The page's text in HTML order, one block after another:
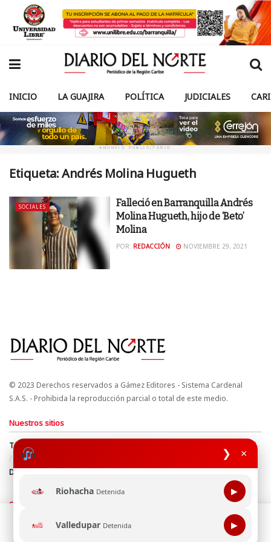
❯ ×
Riohacha Detenida ▶
Valledupar Detenida ▶
INICIO LA GUAJIRA POLÍTICA JUDICIALES
ANUNCIO PUBLICITARIO
Etiqueta:Andrés Molina Hugueth
SOCIALES
Falleció en Barranquilla Andrés
Molina Hugueth, hijo de ‘Beto’
Molina
POR: REDACCIÓN NOVIEMBRE 29, 2021
© 2023 Derechos reservados a Gámez Editores - Sistema Cardenal
S.A.S. - Prohibida la reproducción parcial o total de este medio.
Nuestros sitios
Términos y Condiciones
Derechos de Autor y Propiedad Intelectual
Política de uso de cookies
Política de Tratamiento de Datos
Directrices Editoriales
Síguenos
Esta página web usa cookie para mejorar tu experiencia de
navegación, al continuar aceptas nuestra política de uso de